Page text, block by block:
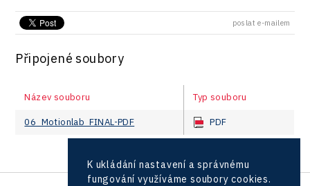
poslat e-mailem
Připojené soubory
Název souboru Typ souboru
06_Motionlab_FINAL-PDF PDF
K ukládání nastavení a správnému
fungování využíváme soubory cookies.